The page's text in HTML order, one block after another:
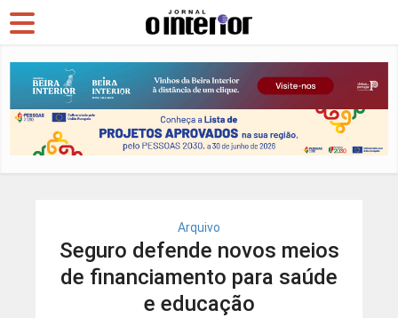
Arquivo
Seguro defende novos meios
de financiamento para saúde
e educação